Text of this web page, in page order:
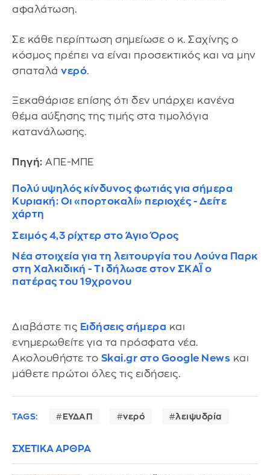
αφαλάτωση.
Σε κάθε περίπτωση σημείωσε ο κ. Σαχίνης ο
κόσμος πρέπει να είναι προσεκτικός και να μην
σπαταλά νερό.
Ξεκαθάρισε επίσης ότι δεν υπάρχει κανένα
θέμα αύξησης της τιμής στα τιμολόγια
κατανάλωσης.
Πηγή: ΑΠΕ-ΜΠΕ
Πολύ υψηλός κίνδυνος φωτιάς για σήμερα
Κυριακή: Οι «πορτοκαλί» περιοχές - Δείτε
χάρτη
Σειμός 4,3 ρίχτερ στο Άγιο Όρος
Νέα στοιχεία για τη λειτουργία του Λούνα Παρκ
στη Χαλκιδική - Τι δήλωσε στον ΣΚΑΪ ο
πατέρας του 19χρονου
Διαβάστε τις Ειδήσεις σήμερα και
ενημερωθείτε για τα πρόσφατα νέα.
Ακολουθήστε το Skai.gr στο Google News και
μάθετε πρώτοι όλες τις ειδήσεις.
TAGS: ΕΥΔΑΠ νερό λειψυδρία
ΣΧΕΤΙΚΑ ΑΡΘΡΑ